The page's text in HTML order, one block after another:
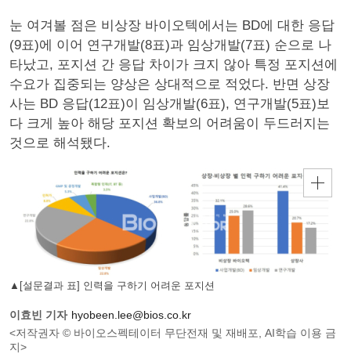
눈 여겨볼 점은 비상장 바이오텍에서는 BD에 대한 응답
(9표)에 이어 연구개발(8표)과 임상개발(7표) 순으로 나
타났고, 포지션 간 응답 차이가 크지 않아 특정 포지션에
수요가 집중되는 양상은 상대적으로 적었다. 반면 상장
사는 BD 응답(12표)이 임상개발(6표), 연구개발(5표)보
다 크게 높아 해당 포지션 확보의 어려움이 두드러지는
것으로 해석됐다.
▲[설문결과 표] 인력을 구하기 어려운 포지션
이효빈 기자 hyobeen.lee@bios.co.kr
<저작권자 © 바이오스펙테이터 무단전재 및 재배포, AI학습 이용 금
지>